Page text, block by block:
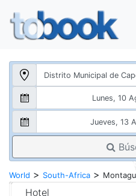
World > South-Africa > Montagu
Hotel